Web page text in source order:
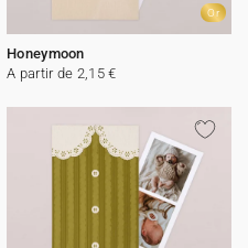
Or
Honeymoon
A partir de 2,15 €